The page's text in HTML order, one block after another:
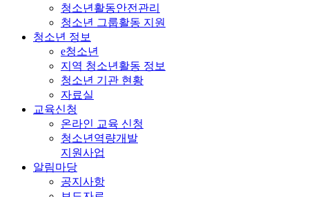
청소년활동안전관리
청소년 그룹활동 지원
청소년 정보
e청소년
지역 청소년활동 정보
청소년 기관 현황
자료실
교육신청
온라인 교육 신청
청소년역량개발
지원사업
알림마당
공지사항